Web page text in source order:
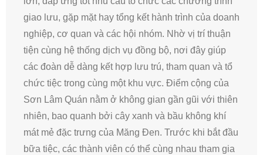
giao lưu, gặp mặt hay tổng kết hành trình của doanh
nghiệp, cơ quan và các hội nhóm. Nhờ vị trí thuận
tiện cùng hệ thống dịch vụ đồng bộ, nơi đây giúp
các đoàn dễ dàng kết hợp lưu trú, tham quan và tổ
chức tiệc trong cùng một khu vực. Điểm cộng của
Sơn Lâm Quán nằm ở không gian gần gũi với thiên
nhiên, bao quanh bởi cây xanh và bầu không khí
mát mẻ đặc trưng của Măng Đen. Trước khi bắt đầu
bữa tiệc, các thành viên có thể cùng nhau tham gia